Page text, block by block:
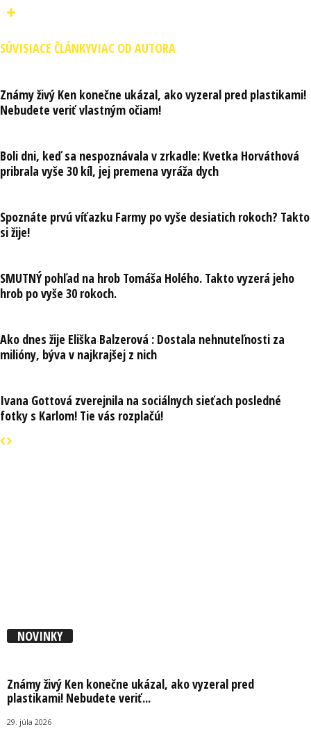
SÚVISIACE ČLÁNKYVIAC OD AUTORA
Známy živý Ken konečne ukázal, ako vyzeral pred plastikami!
Nebudete veriť vlastným očiam!
Boli dni, keď sa nespoznávala v zrkadle: Kvetka Horváthová
pribrala vyše 30 kíl, jej premena vyráža dych
Spoznáte prvú víťazku Farmy po vyše desiatich rokoch? Takto
si žije!
SMUTNÝ pohľad na hrob Tomáša Holého. Takto vyzerá jeho
hrob po vyše 30 rokoch.
Ako dnes žije Eliška Balzerová : Dostala nehnuteľnosti za
milióny, býva v najkrajšej z nich
Ivana Gottová zverejnila na sociálnych sieťach posledné
fotky s Karlom! Tie vás rozplačú!
NOVINKY
Známy živý Ken konečne ukázal, ako vyzeral pred
plastikami! Nebudete veriť...
29. júla 2026